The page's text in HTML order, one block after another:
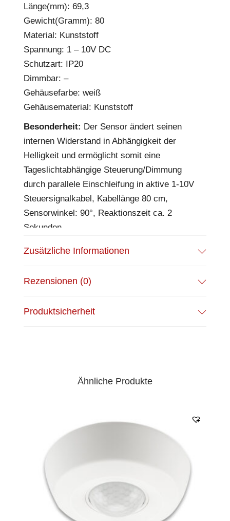
Länge(mm): 69,3
Gewicht(Gramm): 80
Material: Kunststoff
Spannung: 1 – 10V DC
Schutzart: IP20
Dimmbar: –
Gehäusefarbe: weiß
Gehäusematerial: Kunststoff
Besonderheit: Der Sensor ändert seinen
internen Widerstand in Abhängigkeit der
Helligkeit und ermöglicht somit eine
Tageslichtabhängige Steuerung/Dimmung
durch parallele Einschleifung in aktive 1-10V
Steuersignalkabel, Kabellänge 80 cm,
Sensorwinkel: 90°, Reaktionszeit ca. 2
Sekunden
Zusätzliche Informationen
Rezensionen (0)
Produktsicherheit
Ähnliche Produkte